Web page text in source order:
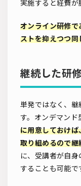
実施すると経費が
オンライン研修で
ストを抑えつつ
継続した研
単発ではなく、継
す。オンデマンド
に用意しておけ
取り組めるので継
に、受講者が自
することも可能で